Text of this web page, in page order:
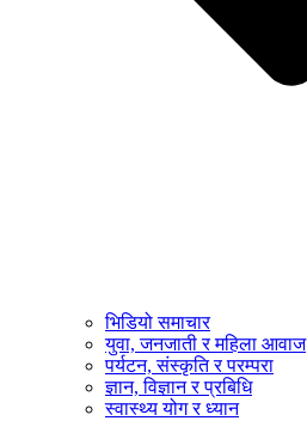
भिडियो समाचार
युवा, जनजाती र महिला आवाज
पर्यटन, संस्कृति र परम्परा
ज्ञान, विज्ञान र प्रबिधि
स्वास्थ्य योग र ध्यान